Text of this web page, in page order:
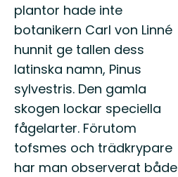
plantor hade inte
botanikern Carl von Linné
hunnit ge tallen dess
latinska namn, Pinus
sylvestris. Den gamla
skogen lockar speciella
fågelarter. Förutom
tofsmes och trädkrypare
har man observerat både